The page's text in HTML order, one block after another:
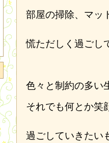
部屋の掃除、マッ
慌ただしく過ごし
色々と制約の多い
それでも何とか笑
過ごしていきたい